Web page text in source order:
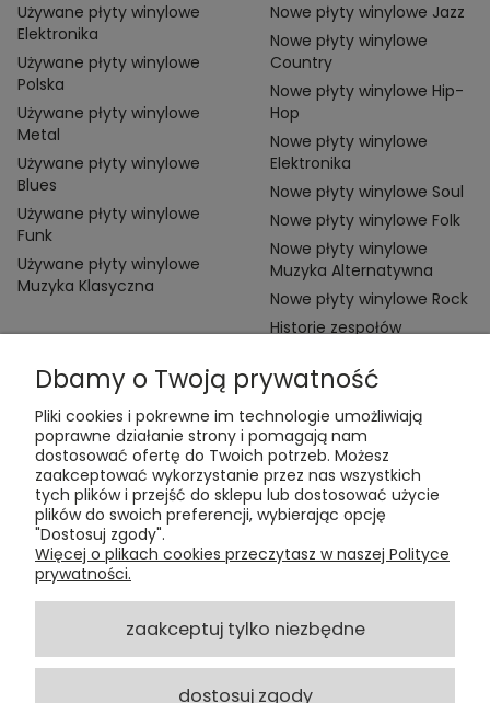
Używane płyty winylowe
Elektronika
Używane płyty winylowe
Polska
Używane płyty winylowe
Metal
Używane płyty winylowe
Blues
Używane płyty winylowe
Funk
Używane płyty winylowe
Muzyka Klasyczna
Nowe płyty winylowe Jazz
Nowe płyty winylowe
Country
Nowe płyty winylowe Hip-
Hop
Nowe płyty winylowe
Elektronika
Nowe płyty winylowe Soul
Nowe płyty winylowe Folk
Nowe płyty winylowe
Muzyka Alternatywna
Nowe płyty winylowe Rock
Historie zespołów
Kontakt:
t:+48 609 155 327
e:vinyltamka@gmail.com
ul. Chmielna 20, 00-020 Warszawa
Dbamy o Twoją prywatność
Pliki cookies i pokrewne im technologie umożliwiają
poprawne działanie strony i pomagają nam
dostosować ofertę do Twoich potrzeb. Możesz
zaakceptować wykorzystanie przez nas wszystkich
tych plików i przejść do sklepu lub dostosować użycie
plików do swoich preferencji, wybierając opcję
"Dostosuj zgody".
Więcej o plikach cookies przeczytasz w naszej Polityce
prywatności.
zaakceptuj tylko niezbędne
dostosuj zgody